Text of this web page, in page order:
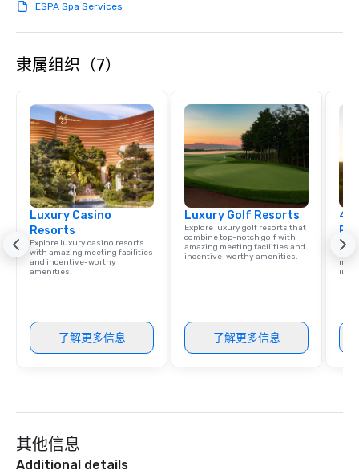
ESPA Spa Services
隶属组织（7）
Luxury Casino
Resorts
Explore luxury casino resorts
with amazing meeting facilities
and incentive-worthy
amenities.
了解更多信息
Luxury Golf Resorts
Explore luxury golf resorts that
combine top-notch golf with
amazing meeting facilities and
incentive-worthy amenities.
了解更多信息
4
其他信息
Additional details